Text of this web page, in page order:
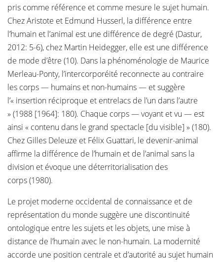
pris comme référence et comme mesure le sujet humain.
Chez Aristote et Edmund Husserl, la différence entre
l’humain et l’animal est une différence de degré (Dastur,
2012: 5-6), chez Martin Heidegger, elle est une différence
de mode d’être (10). Dans la phénoménologie de Maurice
Merleau-Ponty, l’intercorporéité reconnecte au contraire
les corps — humains et non-humains — et suggère
l’« insertion réciproque et entrelacs de l’un dans l’autre
» (1988 [1964]: 180). Chaque corps — voyant et vu — est
ainsi « contenu dans le grand spectacle [du visible] » (180).
Chez Gilles Deleuze et Félix Guattari, le devenir-animal
affirme la différence de l’humain et de l’animal sans la
division et évoque une déterritorialisation des
corps (1980).
Le projet moderne occidental de connaissance et de
représentation du monde suggère une discontinuité
ontologique entre les sujets et les objets, une mise à
distance de l’humain avec le non-humain. La modernité
accorde une position centrale et d’autorité au sujet humain